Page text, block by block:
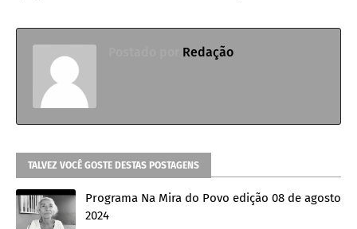
Redação
TALVEZ VOCÊ GOSTE DESTAS POSTAGENS
Programa Na Mira do Povo edição 08 de agosto
2024